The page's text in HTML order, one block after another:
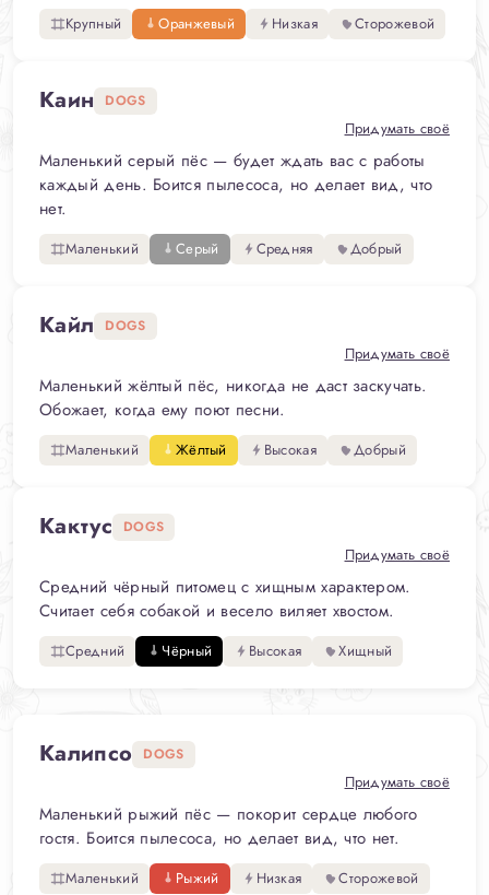
Крупный Оранжевый Низкая Сторожевой
Каин DOGS
Придумать своё
Маленький серый пёс — будет ждать вас с работы
каждый день. Боится пылесоса, но делает вид, что
нет.
Маленький Серый Средняя Добрый
Кайл DOGS
Придумать своё
Маленький жёлтый пёс, никогда не даст заскучать.
Обожает, когда ему поют песни.
Маленький Жёлтый Высокая Добрый
Кактус DOGS
Придумать своё
Средний чёрный питомец с хищным характером.
Считает себя собакой и весело виляет хвостом.
Средний Чёрный Высокая Хищный
Калипсо DOGS
Придумать своё
Маленький рыжий пёс — покорит сердце любого
гостя. Боится пылесоса, но делает вид, что нет.
Маленький Рыжий Низкая Сторожевой